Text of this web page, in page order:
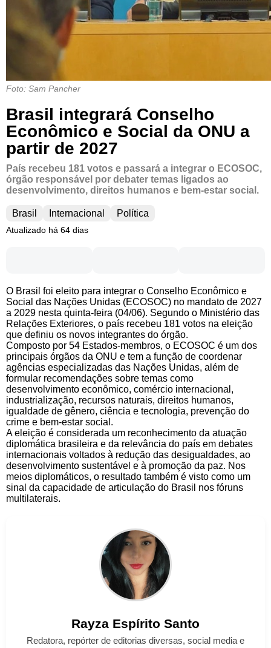
Foto: Sam Pancher
Brasil integrará Conselho
Econômico e Social da ONU a
partir de 2027
País recebeu 181 votos e passará a integrar o ECOSOC,
órgão responsável por debater temas ligados ao
desenvolvimento, direitos humanos e bem-estar social.
Brasil Internacional Política
Atualizado há 64 dias
O Brasil foi eleito para integrar o Conselho Econômico e
Social das Nações Unidas (ECOSOC) no mandato de 2027
a 2029 nesta quinta-feira (04/06). Segundo o Ministério das
Relações Exteriores, o país recebeu 181 votos na eleição
que definiu os novos integrantes do órgão.
Composto por 54 Estados-membros, o ECOSOC é um dos
principais órgãos da ONU e tem a função de coordenar
agências especializadas das Nações Unidas, além de
formular recomendações sobre temas como
desenvolvimento econômico, comércio internacional,
industrialização, recursos naturais, direitos humanos,
igualdade de gênero, ciência e tecnologia, prevenção do
crime e bem-estar social.
A eleição é considerada um reconhecimento da atuação
diplomática brasileira e da relevância do país em debates
internacionais voltados à redução das desigualdades, ao
desenvolvimento sustentável e à promoção da paz. Nos
meios diplomáticos, o resultado também é visto como um
sinal da capacidade de articulação do Brasil nos fóruns
multilaterais.
Rayza Espírito Santo
Redatora, repórter de editorias diversas, social media e